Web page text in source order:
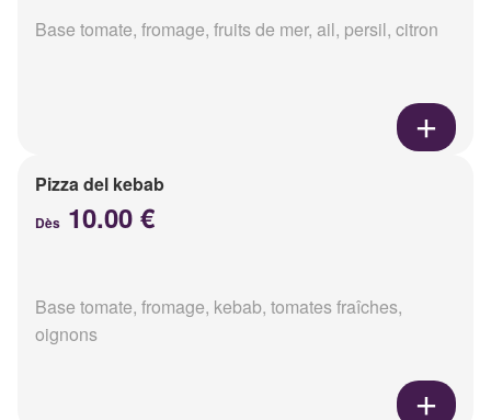
Base tomate, fromage, fruits de mer, ail, persil, citron
Pizza del kebab
Dès 10.00 €
Base tomate, fromage, kebab, tomates fraîches,
oignons